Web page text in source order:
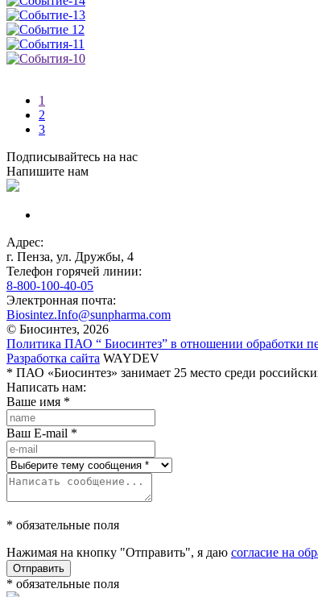
1
2
3
Подписывайтесь на нас
Напишите нам
Адрес:
г. Пенза, ул. Дружбы, 4
Телефон горячей линии:
8-800-100-40-05
Электронная почта:
Biosintez.Info@sunpharma.com
© Биосинтез, 2026
Политика ПАО “ Биосинтез” в отношении обработки
Разработка сайта WAYDEV
* ПАО «Биосинтез» занимает 25 место среди
Написать нам:
Ваше имя *
Ваш E-mail *
* обязательные поля
Нажимая на кнопку "Отправить", я даю согласие на
Отправить
* обязательные поля